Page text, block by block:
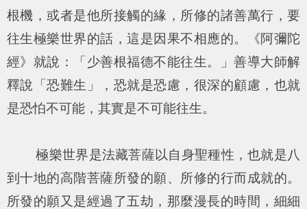
根機，或者是他所接觸的緣，所修的諸善萬行，要
往生極樂世界的話，這是因果不相應的。《阿彌陀
經》就說：「少善根福德不能往生。」善導大師解
釋說「恐難生」，恐就是恐慮，很深的顧慮，也就
是恐怕不可能，其實是不可能往生。
極樂世界是法藏菩薩以自身聖種性，也就是八
到十地的高階菩薩所發的願、所修的行而成就的。
所發的願又是經過了五劫，那麼漫長的時間，細細